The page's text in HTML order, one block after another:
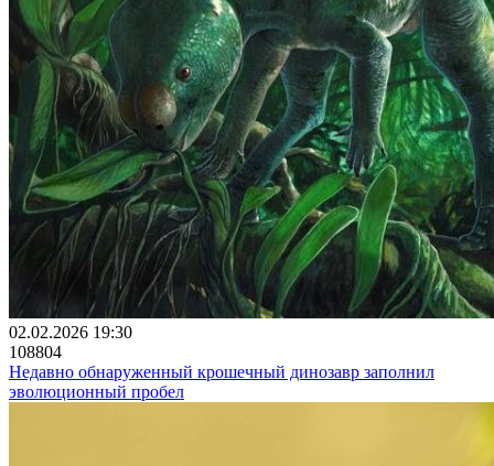
02.02.2026 19:30
108804
Недавно обнаруженный крошечный динозавр заполнил
эволюционный пробел